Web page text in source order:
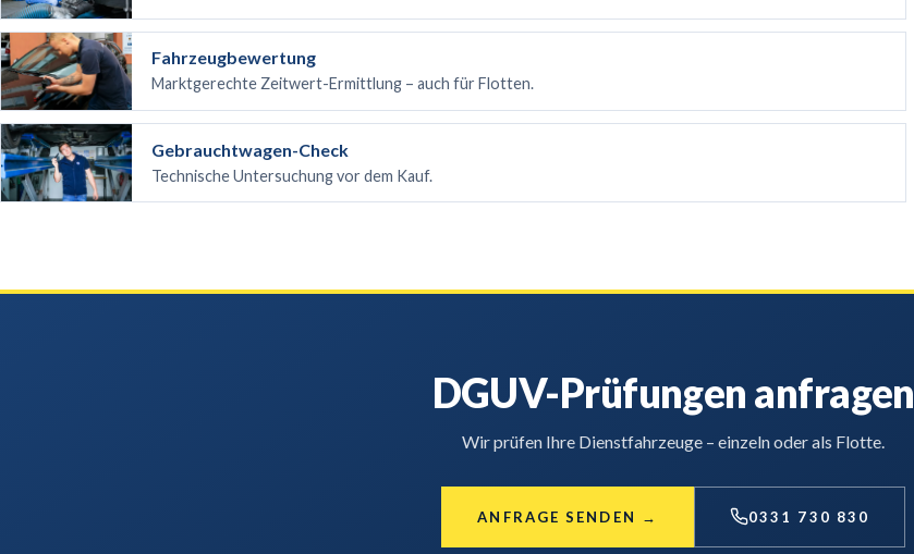
Fahrzeugbewertung
Marktgerechte Zeitwert-Ermittlung – auch für Flotten.
Gebrauchtwagen-Check
Technische Untersuchung vor dem Kauf.
DGUV-Prüfungen anfragen
Wir prüfen Ihre Dienstfahrzeuge – einzeln oder als Flotte.
ANFRAGE SENDEN → 0331 730 830